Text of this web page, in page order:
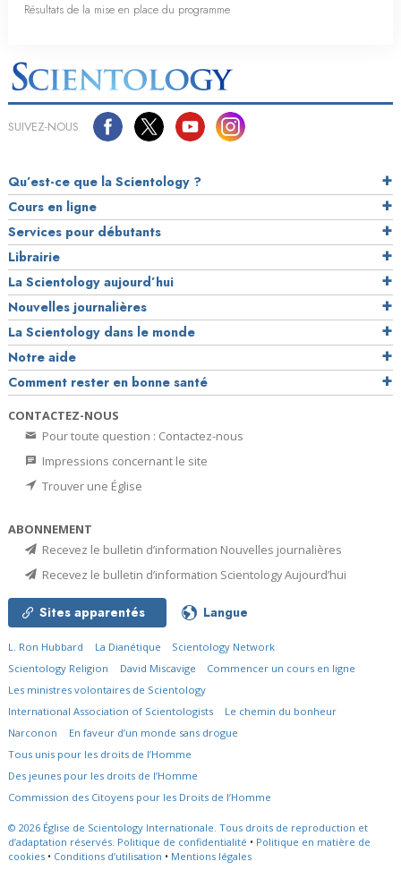
Résultats de la mise en place du programme
SUIVEZ-NOUS
Qu’est-ce que la Scientology ?
Cours en ligne
Services pour débutants
Librairie
La Scientology aujourd’hui
Nouvelles journalières
La Scientology dans le monde
Notre aide
Comment rester en bonne santé
CONTACTEZ-NOUS
Pour toute question : Contactez-nous
Impressions concernant le site
Trouver une Église
ABONNEMENT
Recevez le bulletin d’information Nouvelles journalières
Recevez le bulletin d’information Scientology Aujourd’hui
Sites apparentés Langue
L. Ron Hubbard La Dianétique
Scientology Network
Scientology Religion
David Miscavige
Commencer un cours en ligne
Les ministres volontaires de Scientology
International Association of Scientologists
Le chemin du bonheur
Narconon
En faveur d’un monde sans drogue
Tous unis pour les droits de l’Homme
Des jeunes pour les droits de l’Homme
Commission des Citoyens pour les Droits de l’Homme
© 2026 Église de Scientology Internationale. Tous droits de reproduction et
d’adaptation réservés. Politique de confidentialité • Politique en matière de
cookies • Conditions d’utilisation • Mentions légales